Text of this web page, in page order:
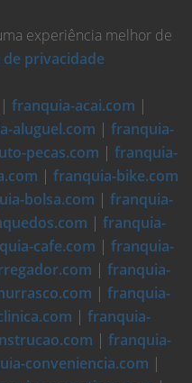
experiência melhor de
de privacidade
| franquia-acai.com |
aluguel.com | franquia-
pecas.com | franquia-
| franquia-bike.com
bolsa.com | franquia-
| franquia-
cafe.com | franquia-
| franquia-
| franquia-
| franquia-
| franquia-
conveniencia.com |